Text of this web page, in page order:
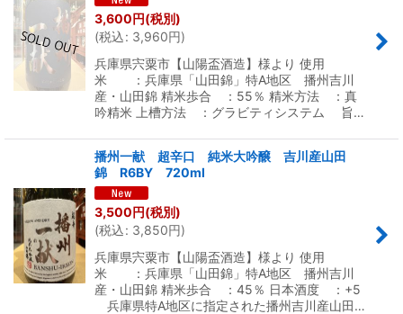
3,600円(税別)
(税込: 3,960円)
兵庫県宍粟市【山陽盃酒造】様より 使用
米 ：兵庫県「山田錦」特A地区 播州吉川
産・山田錦 精米歩合 ：55％ 精米方法 ：真
吟精米 上槽方法 ：グラビティシステム 旨…
播州一献 超辛口 純米大吟醸 吉川産山田
錦 R6BY 720ml
3,500円(税別)
(税込: 3,850円)
兵庫県宍粟市【山陽盃酒造】様より 使用
米 ：兵庫県「山田錦」特A地区 播州吉川
産・山田錦 精米歩合 ：45％ 日本酒度 ：+5
兵庫県特A地区に指定された播州吉川産山田…